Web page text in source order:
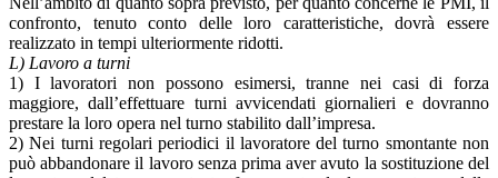
confronto, tenuto conto delle loro caratteristiche, dovrà essere
realizzato in tempi ulteriormente ridotti.
L) Lavoro a turni
1) I lavoratori non possono esimersi, tranne nei casi di forza
maggiore, dall’effettuare turni avvicendati giornalieri e dovranno
prestare la loro opera nel turno stabilito dall’impresa.
2) Nei turni regolari periodici il lavoratore del turno smontante non
può abbandonare il lavoro senza prima aver avuto la sostituzione del